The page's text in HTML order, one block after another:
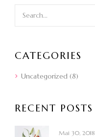
CATEGORIES
Uncategorized (8)
RECENT POSTS
Mai 30, 2018